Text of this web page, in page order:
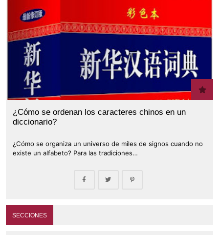
¿Cómo se ordenan los caracteres chinos en un
diccionario?
¿Cómo se organiza un universo de miles de signos cuando no
existe un alfabeto? Para las tradiciones…
SECCIONES